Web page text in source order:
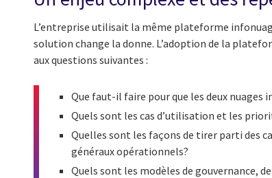
L’entreprise utilisait la même plateforme
solution change la donne. L’adoption de la
aux questions suivantes :
Que faut-il faire pour que les deux
Quels sont les cas d’utilisation et les
Quelles sont les façons de tirer parti des
généraux opérationnels?
Quels sont les modèles de gouvernance,